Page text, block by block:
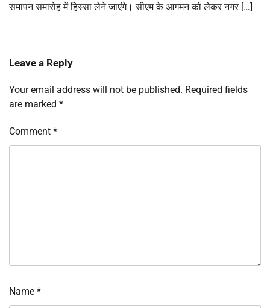
समापन समारोह में हिस्सा लेने जाएंगे। सीएम के आगमन को लेकर नगर […]
Leave a Reply
Your email address will not be published. Required fields
are marked *
Comment *
Name *